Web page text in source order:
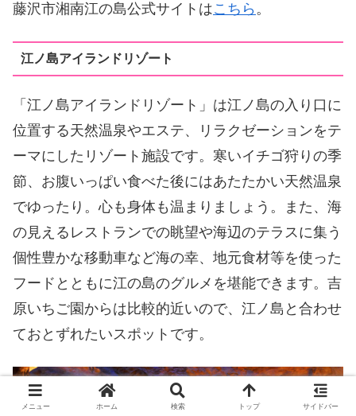
藤沢市湘南江の島公式サイトはこちら 。
江ノ島アイランドリゾート
「江ノ島アイランドリゾート」は江ノ島の入り口に
位置する天然温泉やエステ、リラクゼーションをテ
ーマにしたリゾート施設です。寒いイチゴ狩りの季
節、お腹いっぱい食べた後にはあたたかい天然温泉
でゆったり。心も身体も温まりましょう。また、海
の見えるレストランでの眺望や海辺のテラスに集う
個性豊かな移動車など海の幸、地元食材等を使った
フードとともに江の島のグルメを堪能できます。吉
原いちご園からは比較的近いので、江ノ島と合わせ
ておとずれたいスポットです。
メニュー ホーム 検索 トップ サイドバー